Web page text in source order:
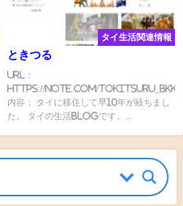
タイ生活関連情報
ときつる
URL：
https://note.com/tokitsuru_bkk
内容： タイに移住して早10年が経ちまし
た。 タイの生活Blogです。...